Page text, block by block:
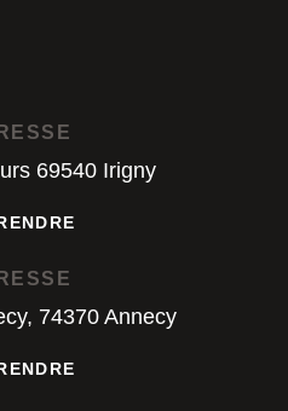
69540 Irigny
74370 Annecy